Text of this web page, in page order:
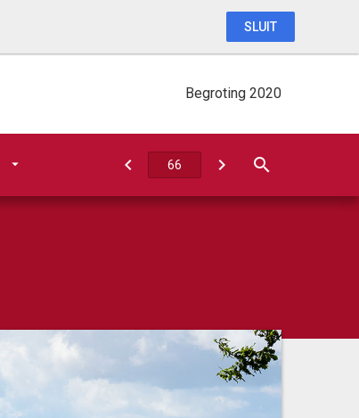
Begroting 2020
SLUIT